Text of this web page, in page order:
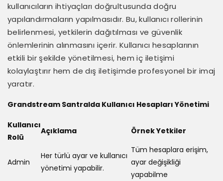
kullanıcıların ihtiyaçları doğrultusunda doğru
yapılandırmaların yapılmasıdır. Bu, kullanıcı rollerinin
belirlenmesi, yetkilerin dağıtılması ve güvenlik
önlemlerinin alınmasını içerir. Kullanıcı hesaplarının
etkili bir şekilde yönetilmesi, hem iç iletişimi
kolaylaştırır hem de dış iletişimde profesyonel bir imaj
yaratır.
Grandstream Santralda Kullanıcı Hesapları Yönetimi
Kullanıcı
Rolü
Açıklama Örnek Yetkiler
Admin
Her türlü ayar ve kullanıcı
yönetimi yapabilir.
Tüm hesaplara erişim,
ayar değişikliği
yapabilme